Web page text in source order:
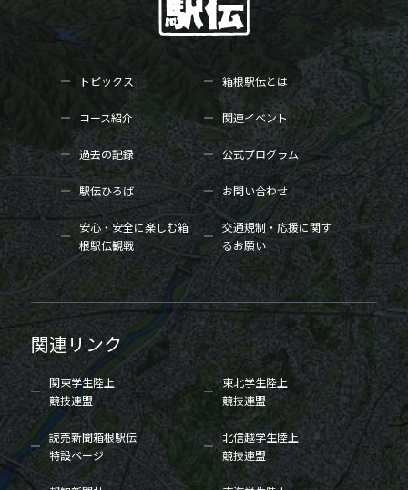
トピックス 箱根駅伝とは
コース紹介 関連イベント
過去の記録 公式プログラム
駅伝ひろば お問い合わせ
安心・安全に楽しむ箱
根駅伝観戦
交通規制・応援に関す
るお願い
関連リンク
関東学生陸上
競技連盟
東北学生陸上
競技連盟
読売新聞箱根駅伝
特設ページ
北信越学生陸上
競技連盟